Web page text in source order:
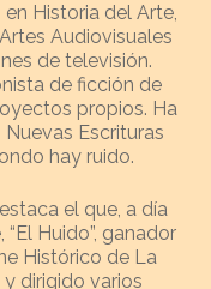
Historia del Arte,
Audiovisuales
de televisión.
de ficción de
propios. Ha
Escrituras
hay ruido.
el que, a día
Huido”, ganador
Histórico de La
dirigido varios